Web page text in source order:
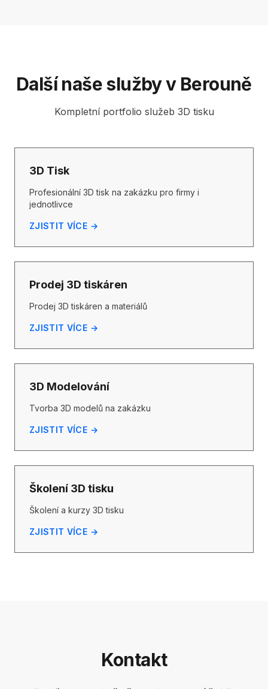
Další naše služby v Berouně
Kompletní portfolio služeb 3D tisku
3D Tisk
Profesionální 3D tisk na zakázku pro firmy i
jednotlivce
ZJISTIT VÍCE →
Prodej 3D tiskáren
Prodej 3D tiskáren a materiálů
ZJISTIT VÍCE →
3D Modelování
Tvorba 3D modelů na zakázku
ZJISTIT VÍCE →
Školení 3D tisku
Školení a kurzy 3D tisku
ZJISTIT VÍCE →
Kontakt